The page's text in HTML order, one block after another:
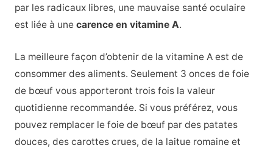
par les radicaux libres, une mauvaise santé oculaire
est liée à unecarence en vitamine A.
La meilleure façon d’obtenir de la vitamine A est de
consommer des aliments. Seulement 3 onces de foie
de bœuf vous apporteront trois fois la valeur
quotidienne recommandée. Si vous préférez, vous
pouvez remplacer le foie de bœuf par des patates
douces, des carottes crues, de la laitue romaine et